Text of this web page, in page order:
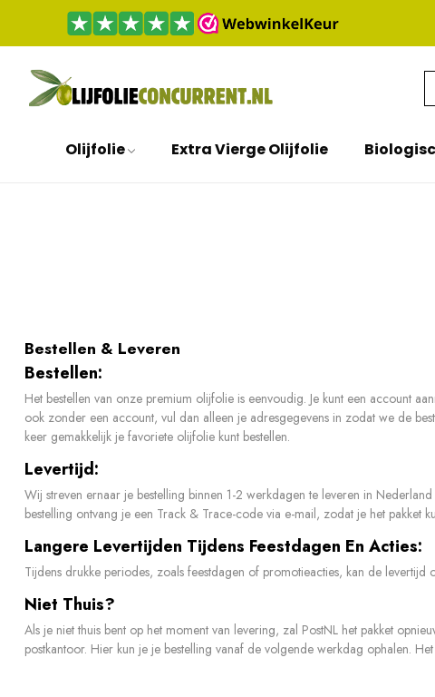
Olijfolie Extra Vierge Olijfolie
Bestellen & Leveren
Bestellen:
Het bestellen van onze premium olijfolie is eenvoudig. Je kunt een account
ook zonder een account, vul dan alleen je adresgegevens in zodat we de
keer gemakkelijk je favoriete olijfolie kunt bestellen.
Levertijd:
Wij streven ernaar je bestelling binnen 1-2 werkdagen te leveren in
bestelling ontvang je een Track & Trace-code via e-mail, zodat je het
Langere Levertijden Tijdens Feestdagen En Acties:
Tijdens drukke periodes, zoals feestdagen of promotieacties, kan de
Niet Thuis?
Als je niet thuis bent op het moment van levering, zal PostNL het pakket
postkantoor. Hier kun je je bestelling vanaf de volgende werkdag ophalen.